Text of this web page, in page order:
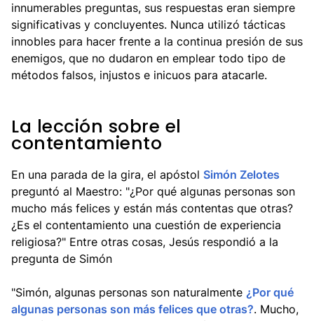
innumerables preguntas, sus respuestas eran siempre
significativas y concluyentes. Nunca utilizó tácticas
innobles para hacer frente a la continua presión de sus
enemigos, que no dudaron en emplear todo tipo de
métodos falsos, injustos e inicuos para atacarle.
La lección sobre el
contentamiento
En una parada de la gira, el apóstol Simón Zelotes
preguntó al Maestro: "¿Por qué algunas personas son
mucho más felices y están más contentas que otras?
¿Es el contentamiento una cuestión de experiencia
religiosa?" Entre otras cosas, Jesús respondió a la
pregunta de Simón
"Simón, algunas personas son naturalmente ¿Por qué
algunas personas son más felices que otras?. Mucho,